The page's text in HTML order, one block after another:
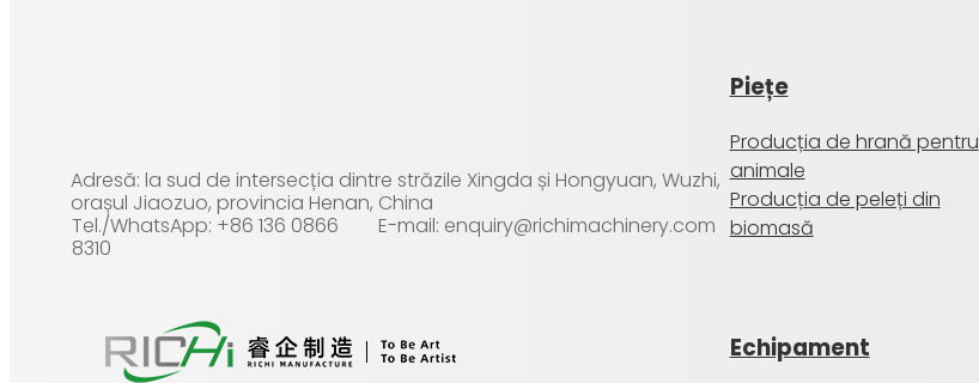
Adresă: la sud de intersecția dintre străzile Xingda și Hongyuan, Wuzhi,
orașul Jiaozuo, provincia Henan, China
Tel./WhatsApp: +86 136 0866
8310
E-mail: enquiry@richimachinery.com
Piețe
Producția de hrană pentru
animale
Producția de peleți din
biomasă
Echipament